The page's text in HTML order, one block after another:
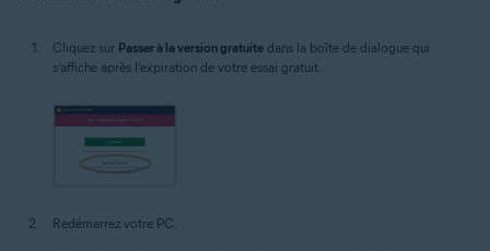
Cliquez sur Passer à la version gratuite dans la boîte de dialogue qui
s’affiche après l’expiration de votre essai gratuit.
Redémarrez votre PC.